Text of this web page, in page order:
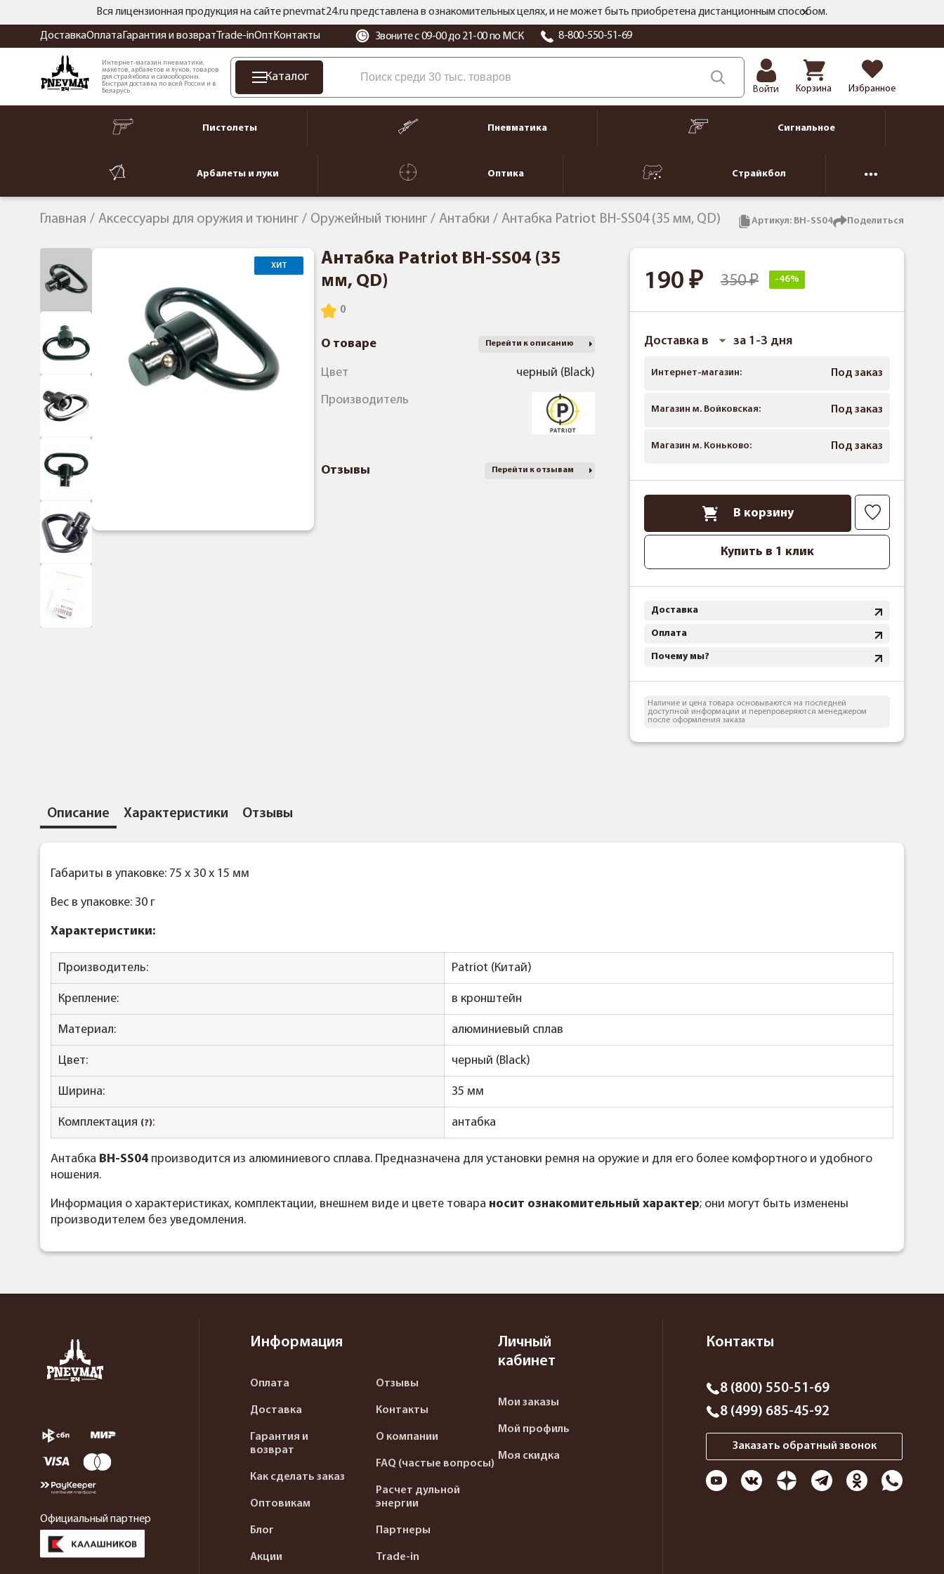
Вся лицензионная продукция на сайте pnevmat24.ru представлена в ознакомительных целях, и не может быть приобретена дистанционным способом.
ДоставкаОплата Гарантия и возврат Trade-inОпт Контакты Звоните с 09-00 до 21-00 по МСК 8-800-550-51-69
Интернет-магазин пневматики,
макетов, арбалетов и луков, товаров
для страйкбола и самообороны.
Быстрая доставка по всей России и в
Беларусь.
Каталог
Войти Корзина Избранное
Пистолеты Пневматика Сигнальное
Арбалеты и луки Оптика Страйкбол
Главная Аксессуары для оружия и тюнинг Оружейный тюнинг Антабки Антабка Patriot BH-SS04 (35 мм, QD) Артикул: BH-SS04 Поделиться
ХИТ
Антабка Patriot BH-SS04 (35
мм, QD)
О товаре Перейти к описанию
Цвет черный (Black)
Производитель
Отзывы Перейти к отзывам
190 350 -46%
Доставка в за 1-3 дня
Интернет-магазин: Под заказ
Магазин м. Войковская: Под заказ
Магазин м. Коньково: Под заказ
В корзину
Купить в 1 клик
Доставка
Оплата
Почему мы?
Наличие и цена товара основываются на последней
доступной информации и перепроверяются менеджером
после оформления заказа
Описание Характеристики Отзывы
Габариты в упаковке: 75 x 30 x 15 мм
Вес в упаковке: 30 г
Характеристики:
Производитель: Patriot (Китай)
Крепление: в кронштейн
Материал: алюминиевый сплав
Цвет: черный (Black)
Ширина: 35 мм
Комплектация (?): антабка
Антабка BH-SS04 производится из алюминиевого сплава. Предназначена для установки ремня на оружие и для его более комфортного и удобного
ношения.
Информация о характеристиках, комплектации, внешнем виде и цвете товара носит ознакомительный характер; они могут быть изменены
производителем без уведомления.
Официальный партнер
Информация
Оплата
Доставка
Гарантия и
возврат
Как сделать заказ
Оптовикам
Блог
Акции
Отзывы
Контакты
О компании
FAQ (частые вопросы)
Расчет дульной
энергии
Партнеры
Trade-in
Личный
кабинет
Мои заказы
Мой профиль
Моя скидка
Контакты
8 (800) 550-51-69
8 (499) 685-45-92
Заказать обратный звонок